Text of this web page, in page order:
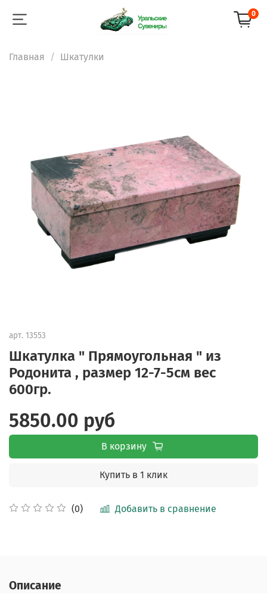
0
Главная Шкатулки
арт. 13553
Шкатулка " Прямоугольная " из
Родонита , размер 12-7-5см вес
600гр.
(0) Добавить в сравнение
5850.00 руб
В корзину
Купить в 1 клик
Описание